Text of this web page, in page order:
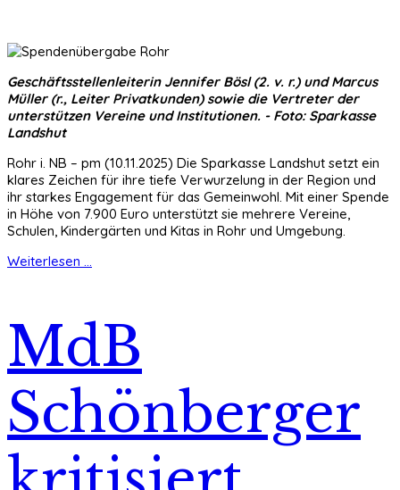
Geschäftsstellenleiterin Jennifer Bösl (2. v. r.) und Marcus
Müller (r., Leiter Privatkunden) sowie die Vertreter der
unterstützen Vereine und Institutionen. - Foto: Sparkasse
Landshut
Rohr i. NB – pm (10.11.2025) Die Sparkasse Landshut setzt ein
klares Zeichen für ihre tiefe Verwurzelung in der Region und
ihr starkes Engagement für das Gemeinwohl. Mit einer Spende
in Höhe von 7.900 Euro unterstützt sie mehrere Vereine,
Schulen, Kindergärten und Kitas in Rohr und Umgebung.
Weiterlesen ...
MdB
Schönberger